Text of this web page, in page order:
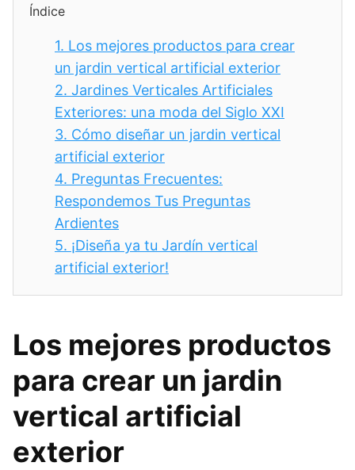
Índice
1. Los mejores productos para crear
un jardin vertical artificial exterior
2. Jardines Verticales Artificiales
Exteriores: una moda del Siglo XXI
3. Cómo diseñar un jardin vertical
artificial exterior
4. Preguntas Frecuentes:
Respondemos Tus Preguntas
Ardientes
5. ¡Diseña ya tu Jardín vertical
artificial exterior!
Los mejores productos
para crear un jardin
vertical artificial
exterior